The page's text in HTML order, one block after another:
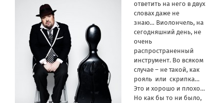
ответить на него в двух
словах даже не
знаю… Виолончель, на
сегодняшний день, не
очень
распространенный
инструмент. Во всяком
случае – не такой, как
рояль или скрипка…
Это и хорошо и плохо…
Но как бы то ни было,